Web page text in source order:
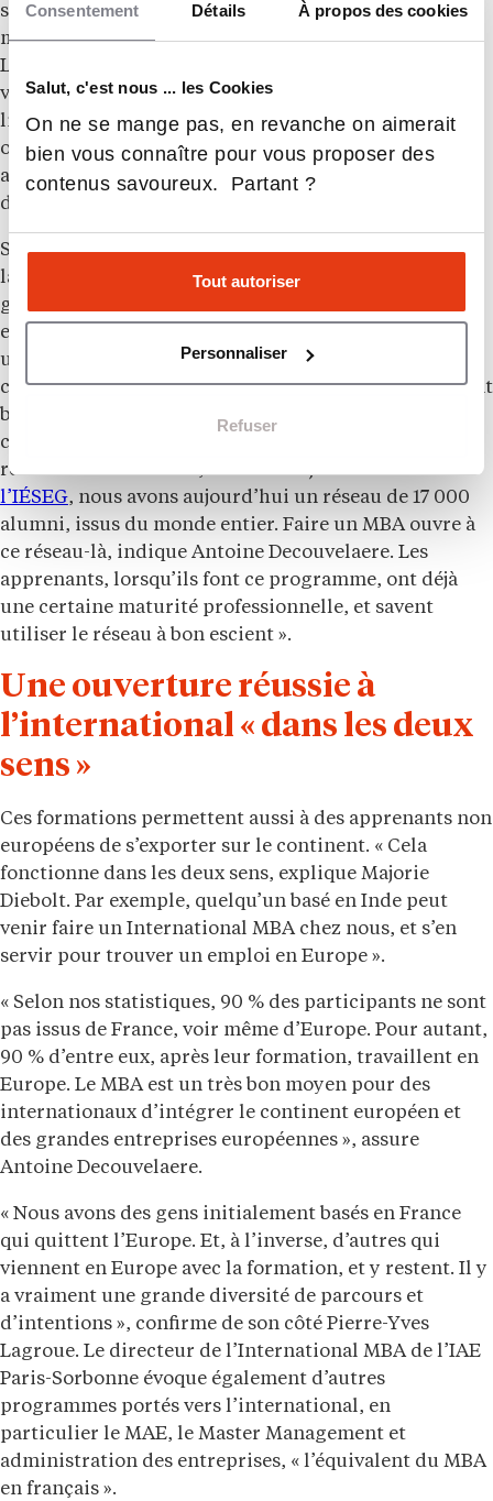
Consentement Détails À propos des cookies
Salut, c'est nous ... les Cookies
On ne se mange pas, en revanche on aimerait
bien vous connaître pour vous proposer des
contenus savoureux. Partant ?
Tout autoriser
Personnaliser
Refuser
singularité, apporte sa pierre à l’édifice. C’est une
mayonnaise qui prend bien, ajoute Pierre-Yves
Lagroue. Le premier réseau qu’ils développent, c’est
vraiment celui à l’intérieur de leur groupe. Il y a des
liens qui se créent et qui contribuent aussi aux
opportunités, à l’internationalisation. Cela va même
au-delà du groupe. Je mets en contact des gens de
différentes promotions ».
Sans oublier « des associations d’anciens élèves », qui,
là encore, « donnent la possibilité de rencontrer des
gens issus de programmes différents ». De même à
emlyon, qui possède une multitude de clubs. « C’est
une vraie force de savoir utiliser le réseau dans le
contexte international. La moitié de nos diplômés sont
basés en France, l’autre moitié à l’étranger. Une forte
communauté d’alumni, c’est très important pour le
réseau international », estime Marjorie Diebolt. « À
l’IÉSEG, nous avons aujourd’hui un réseau de 17 000
alumni, issus du monde entier. Faire un MBA ouvre à
ce réseau-là, indique Antoine Decouvelaere. Les
apprenants, lorsqu’ils font ce programme, ont déjà
une certaine maturité professionnelle, et savent
utiliser le réseau à bon escient ».
Une ouverture réussie à
l’international « dans les deux
sens »
Ces formations permettent aussi à des apprenants non
européens de s’exporter sur le continent. « Cela
fonctionne dans les deux sens, explique Majorie
Diebolt. Par exemple, quelqu’un basé en Inde peut
venir faire un International MBA chez nous, et s’en
servir pour trouver un emploi en Europe ».
« Selon nos statistiques, 90 % des participants ne sont
pas issus de France, voir même d’Europe. Pour autant,
90 % d’entre eux, après leur formation, travaillent en
Europe. Le MBA est un très bon moyen pour des
internationaux d’intégrer le continent européen et
des grandes entreprises européennes », assure
Antoine Decouvelaere.
« Nous avons des gens initialement basés en France
qui quittent l’Europe. Et, à l’inverse, d’autres qui
viennent en Europe avec la formation, et y restent. Il y
a vraiment une grande diversité de parcours et
d’intentions », confirme de son côté Pierre-Yves
Lagroue. Le directeur de l’International MBA de l’IAE
Paris-Sorbonne évoque également d’autres
programmes portés vers l’international, en
particulier le MAE, le Master Management et
administration des entreprises, « l’équivalent du MBA
en français ».